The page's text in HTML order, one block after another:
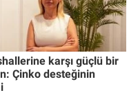
karşı güçlü bir
Çinko desteğinin